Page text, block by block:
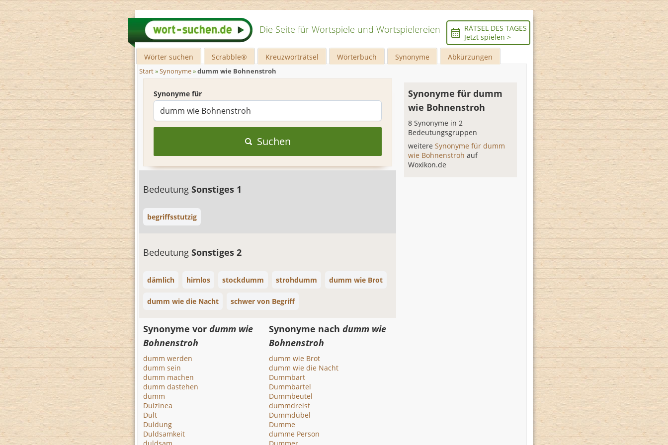
Die Seite für Wortspiele und Wortspielereien
RÄTSEL DES TAGES
Jetzt spielen >
Wörter suchen Scrabble® Kreuzworträtsel Wörterbuch Synonyme Abkürzungen
Start»Synonyme»dumm wie Bohnenstroh
Synonyme für
Suchen
Bedeutung Sonstiges 1
begriffsstutzig
Bedeutung Sonstiges 2
dämlich hirnlos stockdumm strohdumm dumm wie Brot
dumm wie die Nacht schwer von Begriff
Synonyme für dumm
wie Bohnenstroh
8 Synonyme in 2
Bedeutungsgruppen
weitereSynonyme für dumm
wie Bohnenstrohauf
Woxikon.de
Synonyme vor dumm wie
Bohnenstroh
dumm werden
dumm sein
dumm machen
dumm dastehen
dumm
Dulzinea
Dult
Duldung
Duldsamkeit
Synonyme nachdumm wie
Bohnenstroh
dumm wie Brot
dumm wie die Nacht
Dummbart
Dummbartel
Dummbeutel
dummdreist
Dummdübel
Dumme
dumme Person